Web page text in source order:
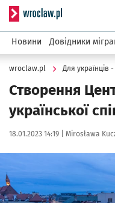
Serwis
Новини Довідники
wroclaw.pl Для українців
Створення
української
Data publikacji:
18.01.2023 14:19 | Autor:
Mirosława
Kliknij, aby powiększyć